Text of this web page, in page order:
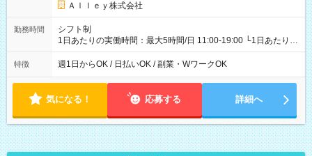
Ａｌｌｅｙ株式会社
勤務時間
シフト制
1日あたりの実働時間：最大5時間/日 11:00-19:00 └1日あたりの
実働時間：1-5時間 └上記の時間帯内であれば、いつでも勤務可
能！ └平日・土曜日の中で、お好きな曜日でご勤務いただけま
18:00 などのように、自由な働き方が可能なお仕事です！
特徴 週1日からOK / 日払いOK / 副業・WワークOK
気になる！ 応募する 詳細へ